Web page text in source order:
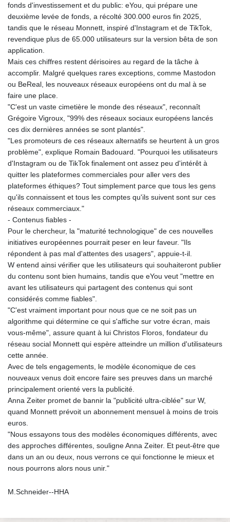
fonds d'investissement et du public: eYou, qui prépare une
deuxième levée de fonds, a récolté 300.000 euros fin 2025,
tandis que le réseau Monnett, inspiré d'Instagram et de TikTok,
revendique plus de 65.000 utilisateurs sur la version bêta de son
application.
Mais ces chiffres restent dérisoires au regard de la tâche à
accomplir. Malgré quelques rares exceptions, comme Mastodon
ou BeReal, les nouveaux réseaux européens ont du mal à se
faire une place.
"C'est un vaste cimetière le monde des réseaux", reconnaît
Grégoire Vigroux, "99% des réseaux sociaux européens lancés
ces dix dernières années se sont plantés".
"Les promoteurs de ces réseaux alternatifs se heurtent à un gros
problème", explique Romain Badouard. "Pourquoi les utilisateurs
d'Instagram ou de TikTok finalement ont assez peu d'intérêt à
quitter les plateformes commerciales pour aller vers des
plateformes éthiques? Tout simplement parce que tous les gens
qu'ils connaissent et tous les comptes qu'ils suivent sont sur ces
réseaux commerciaux."
- Contenus fiables -
Pour le chercheur, la "maturité technologique" de ces nouvelles
initiatives européennes pourrait peser en leur faveur. "Ils
répondent à pas mal d'attentes des usagers", appuie-t-il.
W entend ainsi vérifier que les utilisateurs qui souhaiteront publier
du contenu sont bien humains, tandis que eYou veut "mettre en
avant les utilisateurs qui partagent des contenus qui sont
considérés comme fiables".
"C'est vraiment important pour nous que ce ne soit pas un
algorithme qui détermine ce qui s'affiche sur votre écran, mais
vous-même", assure quant à lui Christos Floros, fondateur du
réseau social Monnett qui espère atteindre un million d'utilisateurs
cette année.
Avec de tels engagements, le modèle économique de ces
nouveaux venus doit encore faire ses preuves dans un marché
principalement orienté vers la publicité.
Anna Zeiter promet de bannir la "publicité ultra-ciblée" sur W,
quand Monnett prévoit un abonnement mensuel à moins de trois
euros.
"Nous essayons tous des modèles économiques différents, avec
des approches différentes, souligne Anna Zeiter. Et peut‑être que
dans un an ou deux, nous verrons ce qui fonctionne le mieux et
nous pourrons alors nous unir."
M.Schneider--HHA